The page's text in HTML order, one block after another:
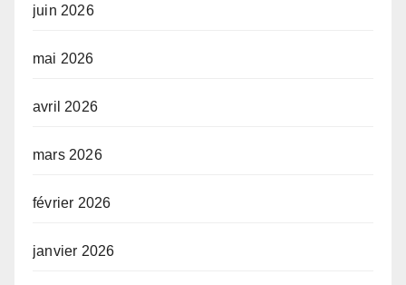
juin 2026
mai 2026
avril 2026
mars 2026
février 2026
janvier 2026